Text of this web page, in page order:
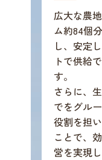
広大な農
ム約84個
し、安定
トで供給
す。
さらに、
でをグル
役割を担
ことで、
営を実現